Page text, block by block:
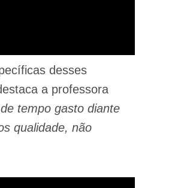
desses
a professora
tempo gasto diante
qualidade, não